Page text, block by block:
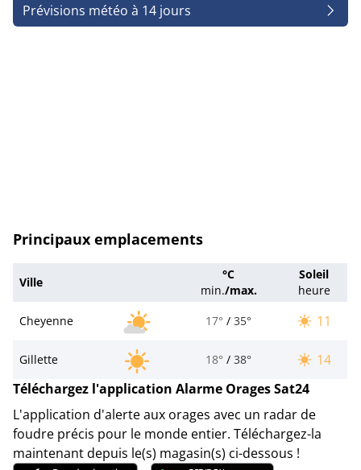
Prévisions météo à 14 jours
Principaux emplacements
Ville
°C
min./max.
Soleil
heure
Cheyenne
17° / 35° 11
Gillette 18° / 38°
14
Téléchargez l'application Alarme Orages Sat24
L'application d'alerte aux orages avec un radar de
foudre précis pour le monde entier. Téléchargez-la
maintenant depuis le(s) magasin(s) ci-dessous !